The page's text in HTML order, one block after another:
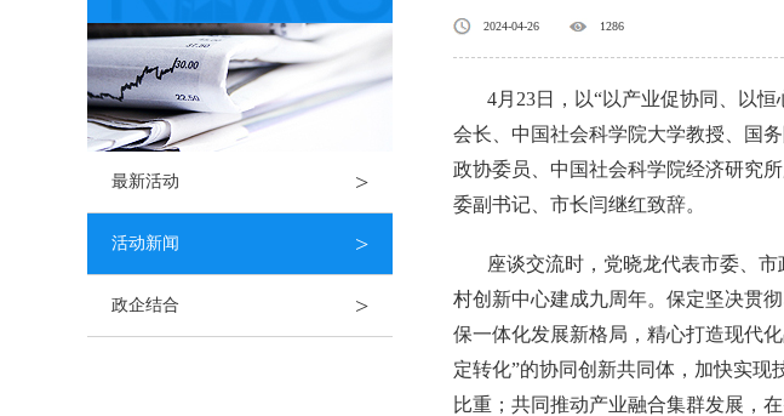
最新活动 >
活动新闻 >
政企结合 >
2024-04-26 1286
4月23日，以“以产业促协同、以
会长、中国社会科学院大学教授、国
政协委员、中国社会科学院经济研究
委副书记、市长闫继红致辞。
座谈交流时，党晓龙代表市委、
村创新中心建成九周年。保定坚决贯
保一体化发展新格局，精心打造现代
定转化”的协同创新共同体，加快实
比重；共同推动产业融合集群发展，